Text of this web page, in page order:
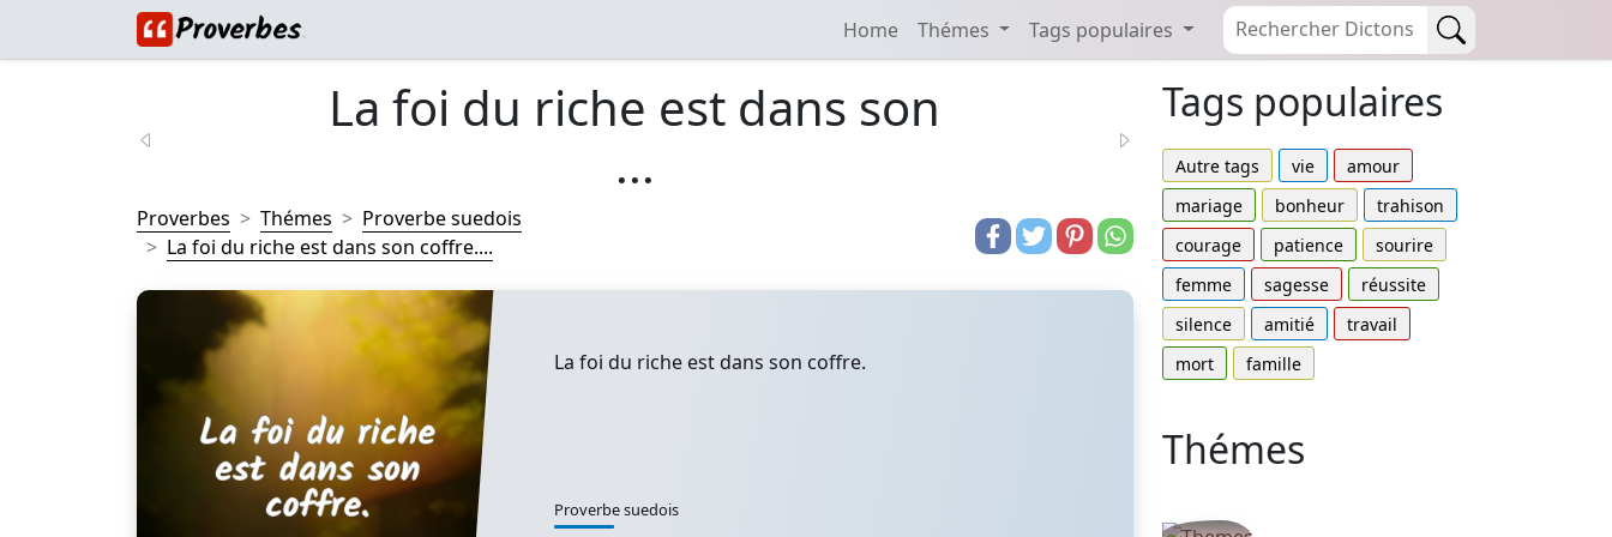
Home Thémes Tags populaires
La foi du riche est dans son
...
Proverbes Thémes
Proverbe suedois
La foi du riche est dans son coffre....
La foi du riche est dans son coffre.
Proverbe suedois
Tags populaires
Autre tags vie
amour
mariage
bonheur
trahison
courage
patience
sourire
femme
sagesse
réussite
silence
amitié
travail
mort
famille
Thémes